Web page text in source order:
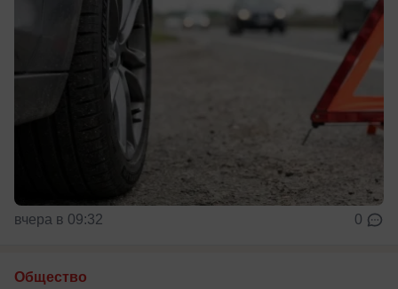
вчера в 09:32 0
Общество